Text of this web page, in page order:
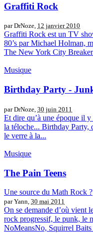
Graffiti Rock
par DrNoze, 12 janvier 2010
Graffiti Rock est un TV
80’s par Michael Holman,
The New York City
Musique
Birthday Party -
par DrNoze, 30 juin 2011
Et dire qu’à une époque il
la téloche... Birthday Party,
le verre à la...
Musique
The Pain Teens
Une source du Math Rock ?
par Yann, 30 mai 2011
On se demande d’où vient
rock progressif, le punk, le
NoMeansNo, Squirrel